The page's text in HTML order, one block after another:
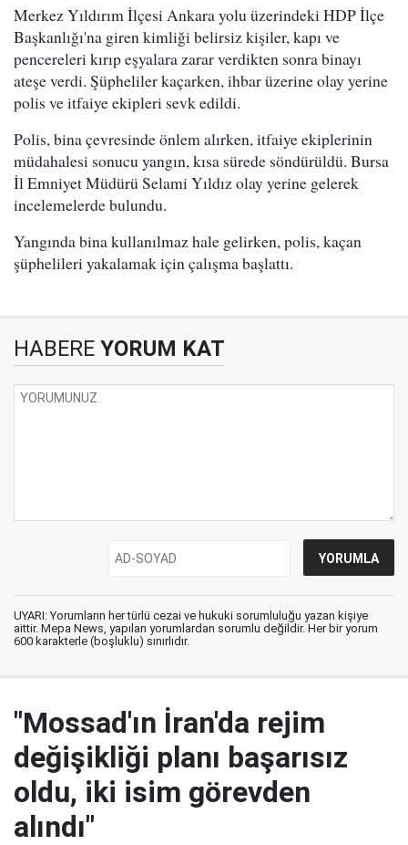
Merkez Yıldırım İlçesi Ankara yolu üzerindeki HDP İlçe
Başkanlığı'na giren kimliği belirsiz kişiler, kapı ve
pencereleri kırıp eşyalara zarar verdikten sonra binayı
ateşe verdi. Şüpheliler kaçarken, ihbar üzerine olay yerine
polis ve itfaiye ekipleri sevk edildi.
Polis, bina çevresinde önlem alırken, itfaiye ekiplerinin
müdahalesi sonucu yangın, kısa sürede söndürüldü. Bursa
İl Emniyet Müdürü Selami Yıldız olay yerine gelerek
incelemelerde bulundu.
Yangında bina kullanılmaz hale gelirken, polis, kaçan
şüphelileri yakalamak için çalışma başlattı.
HABERE YORUM KAT
UYARI: Yorumların her türlü cezai ve hukuki sorumluluğu yazan kişiye
aittir. Mepa News, yapılan yorumlardan sorumlu değildir. Her bir yorum
600 karakterle (boşluklu) sınırlıdır.
"Mossad'ın İran'da rejim
değişikliği planı başarısız
oldu, iki isim görevden
alındı"